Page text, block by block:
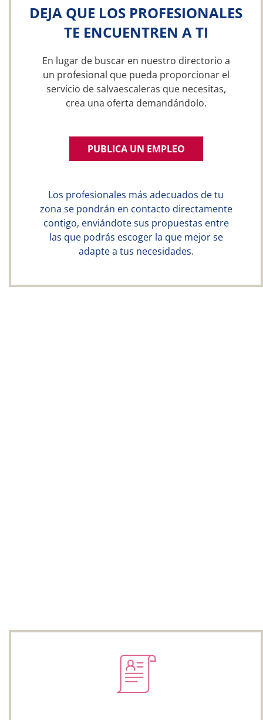
DEJA QUE LOS PROFESIONALES
TE ENCUENTREN A TI
En lugar de buscar en nuestro directorio a
un profesional que pueda proporcionar el
servicio de salvaescaleras que necesitas,
crea una oferta demandándolo.
PUBLICA UN EMPLEO
Los profesionales más adecuados de tu
zona se pondrán en contacto directamente
contigo, enviándote sus propuestas entre
las que podrás escoger la que mejor se
adapte a tus necesidades.